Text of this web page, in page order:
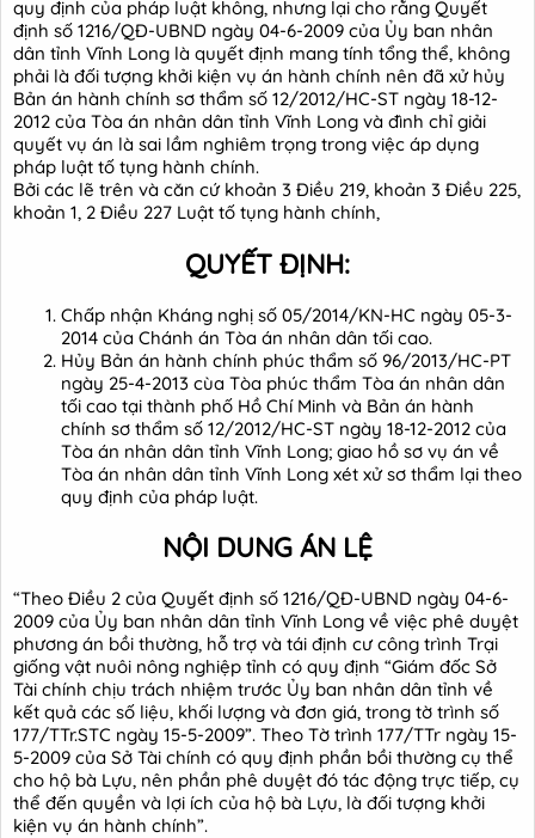
quy định của pháp luật không, nhưng lại cho rằng Quyết
định số 1216/QĐ-UBND ngày 04-6-2009 của Ủy ban nhân
dân tỉnh Vĩnh Long là quyết định mang tính tổng thể, không
phải là đối tượng khởi kiện vụ án hành chính nên đã xử hủy
Bản án hành chính sơ thẩm số 12/2012/HC-ST ngày 18-12-
2012 của Tòa án nhân dân tỉnh Vĩnh Long và đình chỉ giải
quyết vụ án là sai lầm nghiêm trọng trong việc áp dụng
pháp luật tố tụng hành chính.
Bởi các lẽ trên và căn cứ khoản 3 Điều 219, khoản 3 Điều 225,
khoản 1, 2 Điều 227 Luật tố tụng hành chính,
QUYẾT ĐỊNH:
Chấp nhận Kháng nghị số 05/2014/KN-HC ngày 05-3-
2014 của Chánh án Tòa án nhân dân tối cao.
Hủy Bản án hành chính phúc thẩm số 96/2013/HC-PT
ngày 25-4-2013 cùa Tòa phúc thẩm Tòa án nhân dân
tối cao tại thành phố Hồ Chí Minh và Bản án hành
chính sơ thẩm số 12/2012/HC-ST ngày 18-12-2012 của
Tòa án nhân dân tỉnh Vĩnh Long; giao hồ sơ vụ án về
Tòa án nhân dân tỉnh Vĩnh Long xét xử sơ thẩm lại theo
quy định của pháp luật.
NỘI DUNG ÁN LỆ
“Theo Điều 2 của Quyết định số 1216/QĐ-UBND ngày 04-6-
2009 của Ủy ban nhân dân tỉnh Vĩnh Long về việc phê duyệt
phương án bồi thường, hỗ trợ và tái định cư công trình Trại
giống vật nuôi nông nghiệp tỉnh có quy định “Giám đốc Sở
Tài chính chịu trách nhiệm trước Ủy ban nhân dân tỉnh về
kết quả các số liệu, khối lượng và đơn giá, trong tờ trình số
177/TTr.STC ngày 15-5-2009”. Theo Tờ trình 177/TTr ngày 15-
5-2009 của Sở Tài chính có quy định phần bồi thường cụ thể
cho hộ bà Lựu, nên phần phê duyệt đó tác động trực tiếp, cụ
thể đến quyền và lợi ích của hộ bà Lựu, là đối tượng khởi
kiện vụ án hành chính”.